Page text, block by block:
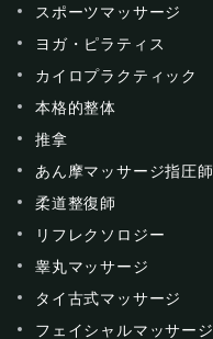
スポーツマッサージ
ヨガ・ピラティス
カイロプラクティック
本格的整体
推拿
あん摩マッサージ指圧師
柔道整復師
リフレクソロジー
睾丸マッサージ
タイ古式マッサージ
フェイシャルマッサージ